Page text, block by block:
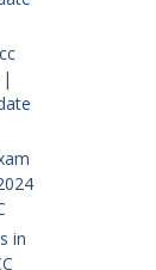
|
in